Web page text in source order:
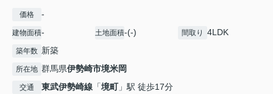
価格 -
建物面積- 土地面積-(-) 間取り 4LDK
築年数 新築
所在地 群馬県伊勢崎市境米岡
交通 東武伊勢崎線 「境町」駅 徒歩17分